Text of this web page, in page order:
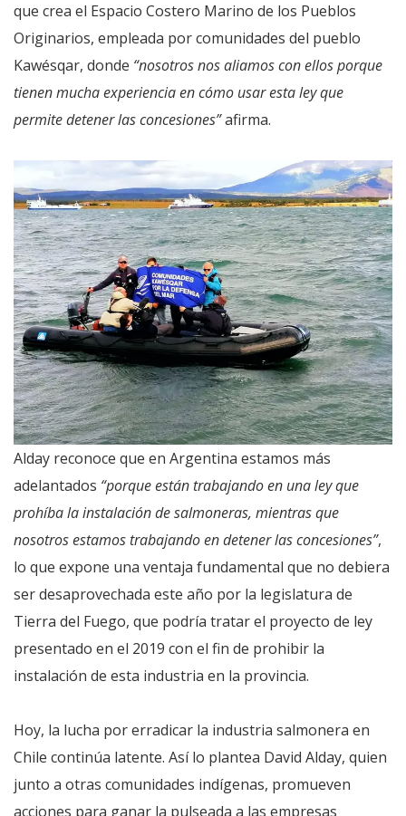
que crea el Espacio Costero Marino de los Pueblos
Originarios, empleada por comunidades del pueblo
Kawésqar, donde “nosotros nos aliamos con ellos porque
tienen mucha experiencia en cómo usar esta ley que
permite detener las concesiones”afirma.
Alday reconoce que en Argentina estamos más
adelantados “porque están trabajando en una ley que
prohíba la instalación de salmoneras, mientras que
nosotros estamos trabajando en detener las concesiones”,
lo que expone una ventaja fundamental que no debiera
ser desaprovechada este año por la legislatura de
Tierra del Fuego, que podría tratar el proyecto de ley
presentado en el 2019 con el fin de prohibir la
instalación de esta industria en la provincia.
Hoy, la lucha por erradicar la industria salmonera en
Chile continúa latente. Así lo plantea David Alday, quien
junto a otras comunidades indígenas, promueven
acciones para ganar la pulseada a las empresas